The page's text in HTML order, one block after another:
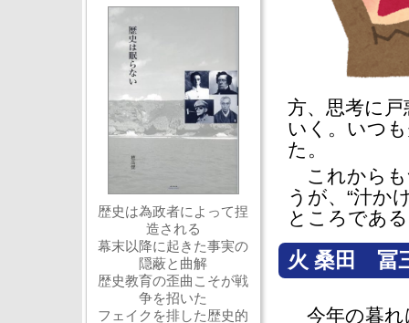
方、思考に
いく。いつ
た。
これからも
うが、“汁か
ところであ
火 桑田 冨
今年の暮れ
歴史は為政者によって捏
造される
幕末以降に起きた事実の
隠蔽と曲解
歴史教育の歪曲こそが戦
争を招いた
フェイクを排した歴史的